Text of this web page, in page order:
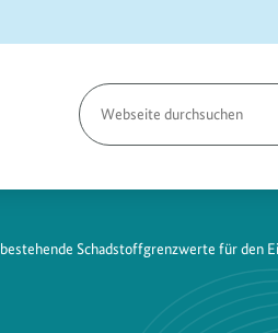
Seite
durchsuchen
Schadstoffgrenzwerte für den